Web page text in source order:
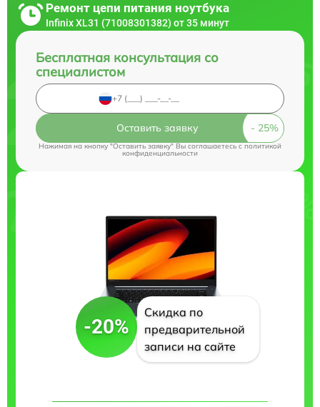
Ремонт цепи питания ноутбука
Infinix XL31 (71008301382) от 35 минут
Бесплатная консультация со
специалистом
Оставить заявку
Нажимая на кнопку "Оставить заявку" Вы соглашаетесь cполитикой
конфиденциальности
-20%
Скидка по
предварительной
записи на сайте